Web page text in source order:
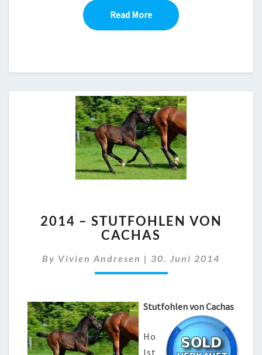
Read MoreRead More
–
STUTFOHLEN
CACHAS
2014 – STUTFOHLEN VON
CACHAS
By Vivien Andresen | 30. Juni 2014
Stutfohlen von Cachas
Ho
lst